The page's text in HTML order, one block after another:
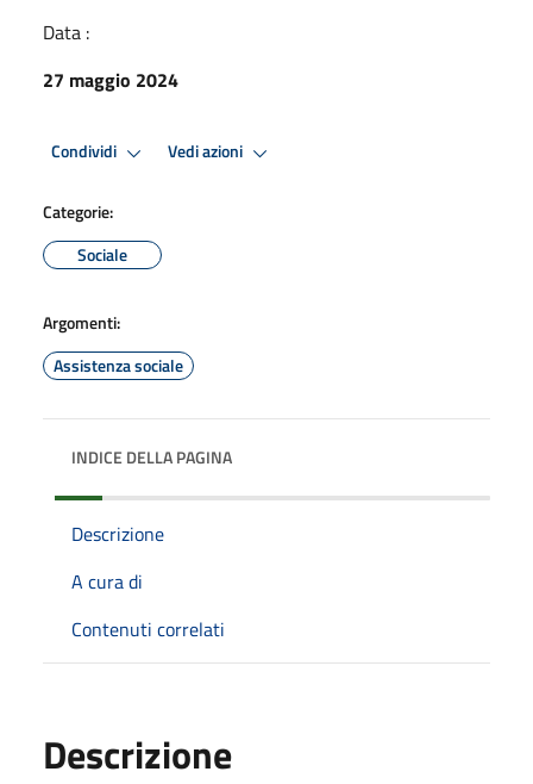
Data :
27 maggio 2024
Condividi Vedi azioni
Categorie:
Sociale
Argomenti:
Assistenza sociale
INDICE DELLA PAGINA
Descrizione
A cura di
Contenuti correlati
Descrizione